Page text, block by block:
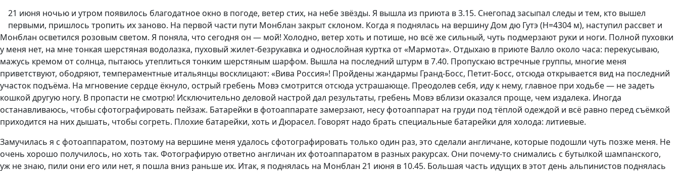
21 июня ночью и утром появилось благодатное окно в погоде, ветер стих, на небе звёзды. Я вышла из приюта в 3.15. Снегопад засыпал следы и тем, кто вышел
первыми, пришлось тропить их заново. На первой части пути Монблан закрыт склоном. Когда я поднялась на вершину Дом дю Гутэ (Н=4304 м), наступил рассвет и
Монблан осветился розовым светом. Я поняла, что сегодня он — мой! Холодно, ветер хоть и потише, но всё же сильный, чуть подмерзают руки и ноги. Полной пуховки
у меня нет, на мне тонкая шерстяная водолазка, пуховый жилет-безрукавка и однослойная куртка от «Мармота». Отдыхаю в приюте Валло около часа: перекусываю,
мажусь кремом от солнца, пытаюсь утеплиться тонким шерстяным шарфом. Вышла на последний штурм в 7.40. Пропускаю встречные группы, многие меня
приветствуют, ободряют, темпераментные итальянцы восклицают: «Вива Россия»! Пройдены жандармы Гранд-Босс, Петит-Босс, отсюда открывается вид на последний
участок подъёма. На мгновение сердце ёкнуло, острый гребень Мовэ смотрится отсюда устрашающе. Преодолев себя, иду к нему, главное при ходьбе — не задеть
кошкой другую ногу. В пропасти не смотрю! Исключительно деловой настрой дал результаты, гребень Мовэ вблизи оказался проще, чем издалека. Иногда
останавливаюсь, чтобы сфотографировать пейзаж. Батарейки в фотоаппарате замерзают, несу фотоаппарат на груди под тёплой одеждой и всё равно перед съёмкой
приходится на них дышать, чтобы согреть. Плохие батарейки, хоть и Дюрасел. Говорят надо брать специальные батарейки для холода: литиевые.
Замучилась я с фотоаппаратом, поэтому на вершине меня удалось сфотографировать только один раз, это сделали англичане, которые подошли чуть позже меня. Не
очень хорошо получилось, но хоть так. Фотографирую ответно англичан их фотоаппаратом в разных ракурсах. Они почему-то снимались с бутылкой шампанского,
уж не знаю, пили они его или нет, я пошла вниз раньше их. Итак, я поднялась на Монблан 21 июня в 10.45. Большая часть идущих в этот день альпинистов поднялась